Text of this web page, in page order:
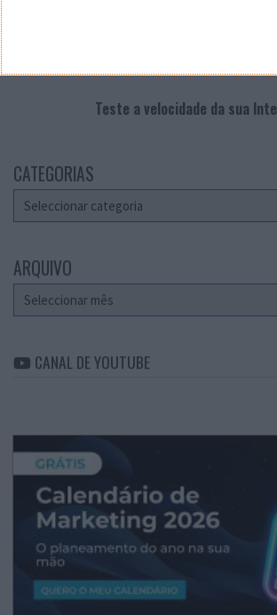
Teste a velocidade da sua
CATEGORIAS
Categorias
ARQUIVO
Arquivo
CANAL DE YOUTUBE